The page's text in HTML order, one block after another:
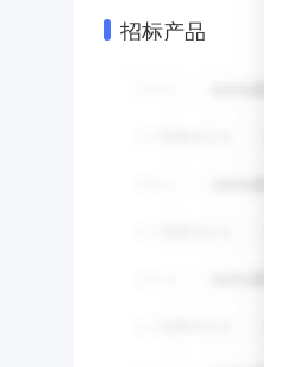
招标产品